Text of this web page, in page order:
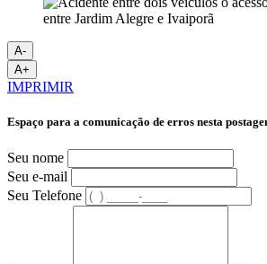
A-
A+
IMPRIMIR
Espaço para a comunicação de erros nesta
Seu nome
Seu e-mail
Seu Telefone